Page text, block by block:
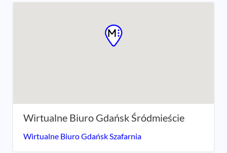
Wirtualne Biuro Gdańsk Śródmieście
Wirtualne Biuro Gdańsk Szafarnia